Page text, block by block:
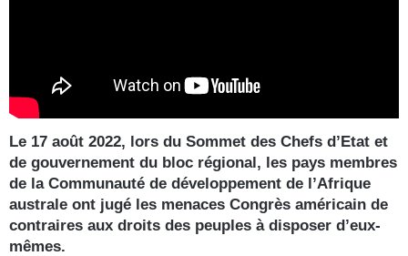
Le 17 août 2022, lors du Sommet des Chefs d’Etat et
de gouvernement du bloc régional, les pays membres
de la Communauté de développement de l’Afrique
australe ont jugé les menaces Congrès américain de
contraires aux droits des peuples à disposer d’eux-
mêmes.